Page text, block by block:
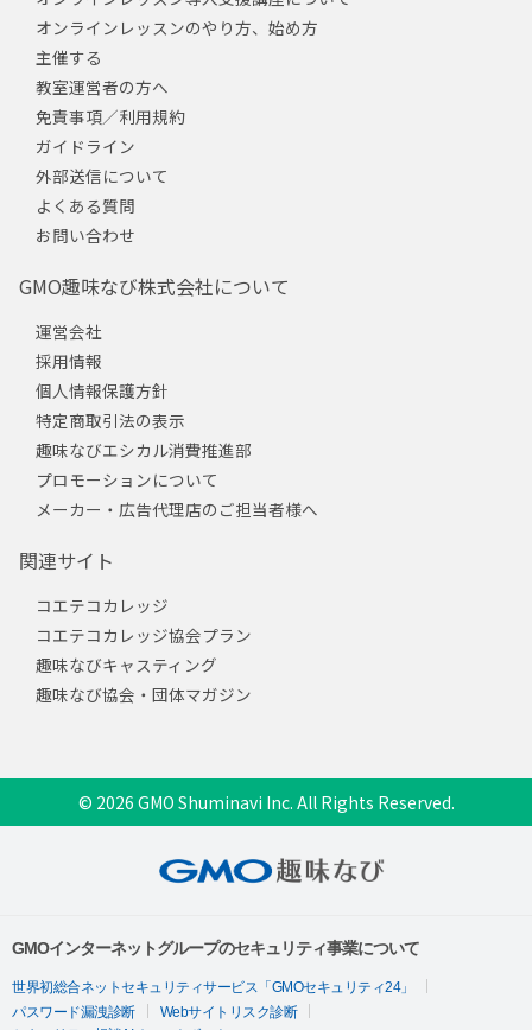
オンラインレッスンのやり方、始め方
主催する
教室運営者の方へ
免責事項／利用規約
ガイドライン
外部送信について
よくある質問
お問い合わせ
GMO趣味なび株式会社について
運営会社
採用情報
個人情報保護方針
特定商取引法の表示
趣味なびエシカル消費推進部
プロモーションについて
メーカー・広告代理店のご担当者様へ
関連サイト
コエテコカレッジ
コエテコカレッジ協会プラン
趣味なびキャスティング
趣味なび協会・団体マガジン
© 2026 GMO Shuminavi Inc. All Rights Reserved.